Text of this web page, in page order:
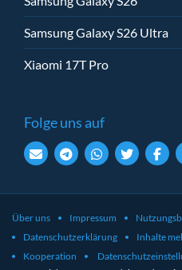
Samsung Galaxy S26 Ultra
Xiaomi 17T Pro
Folge uns auf
Über uns Impressum
Datenschutzerklärung
Inhalte
Kooperation